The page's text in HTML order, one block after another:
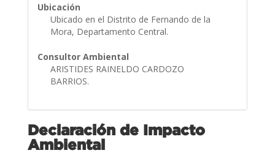
Ubicación
Ubicado en el Distrito de Fernando de la
Mora, Departamento Central.
Consultor Ambiental
ARISTIDES RAINELDO CARDOZO
BARRIOS.
Declaración de Impacto
Ambiental